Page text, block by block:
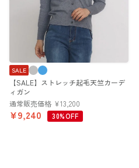
【SALE】ストレッチ起毛天竺カーデ
ィガン
SALE
通常販売価格 ¥13,200
¥9,240 30%OFF